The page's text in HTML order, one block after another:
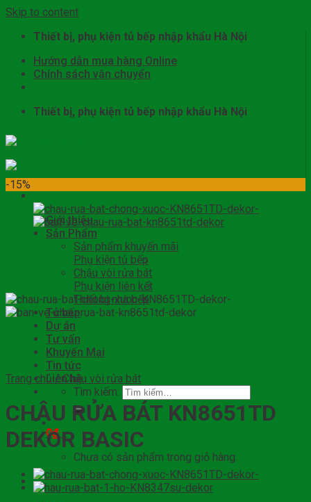
Skip to content
Thiết bị, phụ kiện tủ bếp nhập khẩu Hà Nội
Hướng dẫn mua hàng Online
Chính sách vận chuyển
Thiết bị, phụ kiện tủ bếp nhập khẩu Hà Nội
Giới thiệu
Sản Phẩm
Sản phẩm khuyến mãi
Phụ kiện tủ bếp
Chậu vòi rửa bát
Phụ kiện liên kết
Thiết bị nhà bếp
Tủ bếp
Dự án
Tư vấn
Khuyến Mại
Tin tức
Liên hệ
Tìm kiếm:
0₫ 0
Chưa có sản phẩm trong giỏ hàng.
0
-15%
Trang chủ / Chậu vòi rửa bát
CHẬU RỬA BÁT KN8651TD
DEKOR BASIC